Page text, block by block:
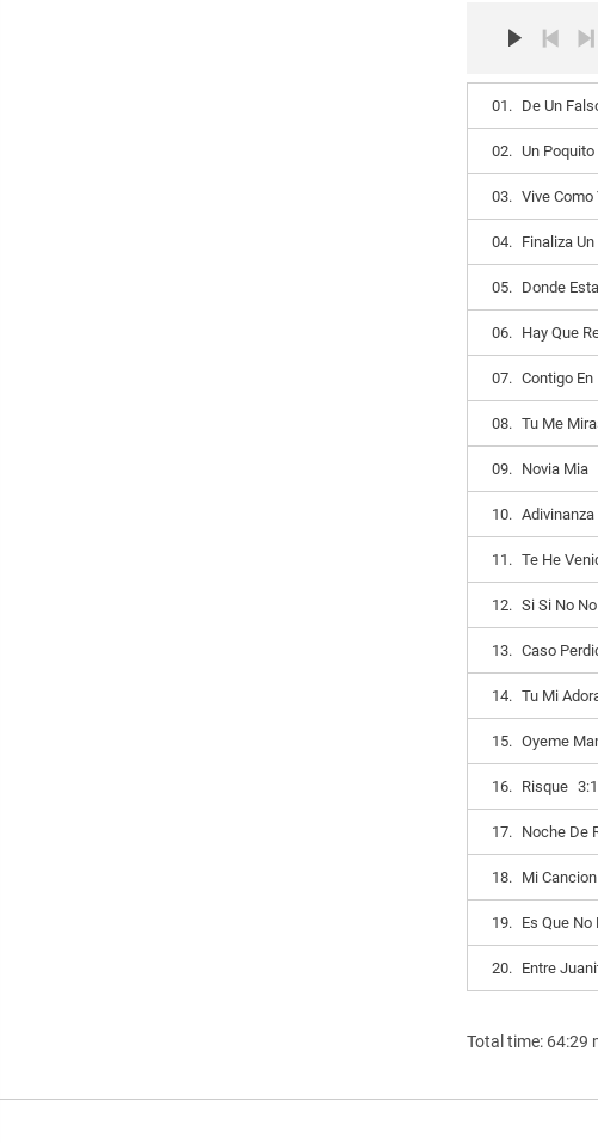
01. De Un
02. Un
03. Vive Como
04. Finaliza
05. Donde
06. Hay Que
07. Contigo
08. Tu Me
09. Novia Mia
10. Adivinanza
11. Te He
12. Si Si No No
13. Caso
14. Tu Mi
15. Oyeme
16. Risque
17. Noche De
18. Mi
19. Es Que
20. Entre
Total time: 64:29